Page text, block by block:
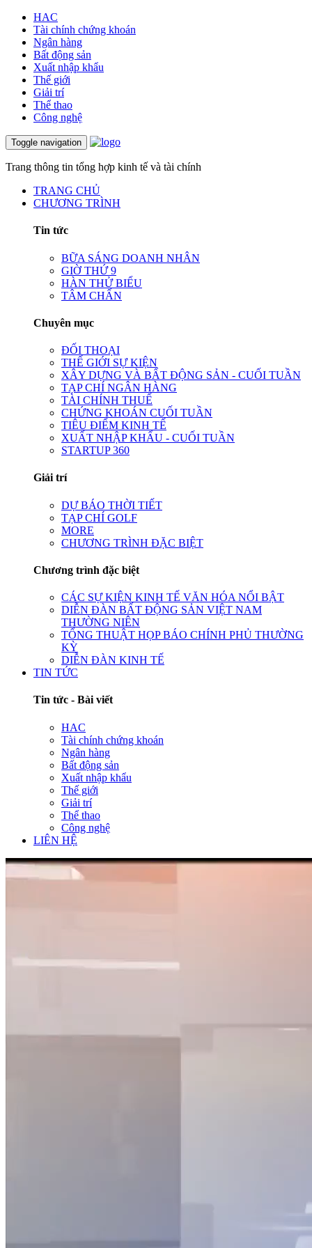
HAC
Tài chính chứng khoán
Ngân hàng
Bất động sản
Xuất nhập khẩu
Thế giới
Giải trí
Thể thao
Công nghệ
Toggle navigation
Trang thông tin tổng hợp kinh tế và tài chính
TRANG CHỦ
CHƯƠNG TRÌNH
Tin tức
BỮA SÁNG DOANH NHÂN
GIỜ THỨ 9
HÀN THỬ BIỂU
TÂM CHẤN
Chuyên mục
ĐỐI THOẠI
THẾ GIỚI SỰ KIỆN
XÂY DỰNG VÀ BẤT ĐỘNG SẢN - CUỐI TUẦN
TẠP CHÍ NGÂN HÀNG
TÀI CHÍNH THUẾ
CHỨNG KHOÁN CUỐI TUẦN
TIÊU ĐIỂM KINH TẾ
XUẤT NHẬP KHẨU - CUỐI TUẦN
STARTUP 360
Giải trí
DỰ BÁO THỜI TIẾT
TẠP CHÍ GOLF
MORE
CHƯƠNG TRÌNH ĐẶC BIỆT
Chương trình đặc biệt
CÁC SỰ KIỆN KINH TẾ VĂN HÓA NỔI BẬT
DIỄN ĐÀN BẤT ĐỘNG SẢN VIỆT NAM
THƯỜNG NIÊN
TỔNG THUẬT HỌP BÁO CHÍNH PHỦ THƯỜNG
KỲ
DIỄN ĐÀN KINH TẾ
TIN TỨC
Tin tức - Bài viết
HAC
Tài chính chứng khoán
Ngân hàng
Bất động sản
Xuất nhập khẩu
Thế giới
Giải trí
Thể thao
Công nghệ
LIÊN HỆ
Sẵn sàng thông xe một số đoạn cao tốc Bắc - Nam